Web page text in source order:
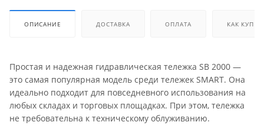
ОПИСАНИЕ ДОСТАВКА ОПЛАТА КАК
Простая и надежная гидравлическая тележка SB 2000 —
это самая популярная модель среди тележек SMART. Она
идеально подходит для повседневного использования на
любых складах и торговых площадках. При этом, тележка
не требовательна к техническому облуживанию.